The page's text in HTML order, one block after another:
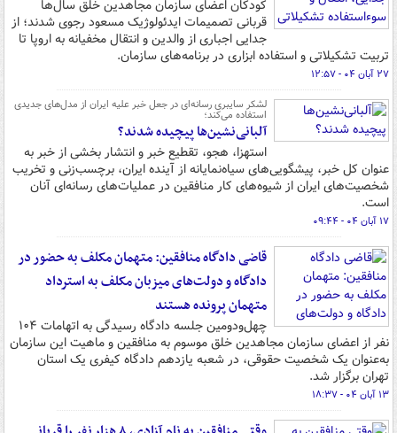
کودکان اعضای سازمان مجاهدین خلق سال‌ها
قربانی تصمیمات ایدئولوژیک مسعود رجوی شدند؛ از
جدایی اجباری از والدین و انتقال مخفیانه به اروپا تا
تربیت تشکیلاتی و استفاده ابزاری در برنامه‌های سازمان.
۲۷ آبان ۰۴ - ۱۲:۵۷
لشکر سایبری رسانه‌ای در جعل خبر علیه ایران از مدل‌های جدیدی
استفاده می‌کند؛
آلبانی‌نشین‌ها پیچیده شدند؟
استهزا، هجو، تقطیع خبر و انتشار بخشی از خبر به
عنوان کل خبر، پیشگویی‌های سیاه‌نمایانه از آینده ایران، برچسب‌زنی و تخریب
شخصیت‌های ایران از شیوه‌های کار منافقین در عملیات‌های رسانه‌ای آنان
است.
۱۷ آبان ۰۴ - ۰۹:۴۴
قاضی دادگاه منافقین: متهمان مکلف به حضور در
دادگاه و دولت‌های میزبان مکلف به استرداد
متهمان پرونده هستند
چهل‌ودومین جلسه دادگاه رسیدگی به اتهامات ۱۰۴
نفر از اعضای سازمان مجاهدین خلق موسوم به منافقین و ماهیت این سازمان
به‌عنوان یک شخصیت حقوقی، در شعبه یازدهم دادگاه کیفری یک استان
تهران برگزار شد.
۱۳ آبان ۰۴ - ۱۸:۳۷